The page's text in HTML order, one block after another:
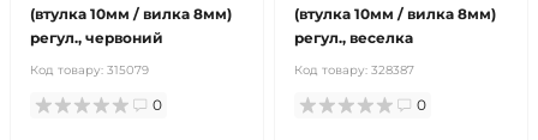
(втулка 10мм / вилка 8мм)
регул., червоний
Код товару: 315079
0
(втулка 10мм / вилка 8мм)
регул., веселка
Код товару: 328387
0